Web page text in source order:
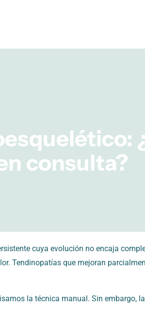
consulta?
cuya evolución no encaja
Tendinopatías que mejoran
la técnica manual. Sin embargo,